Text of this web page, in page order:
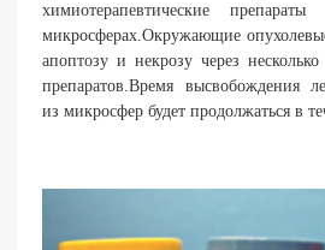
химиотерапевтические
микросферах.Окружающие
апоптозу и некрозу через
препаратов.Время высвобождения
из микросфер будет продолжаться в